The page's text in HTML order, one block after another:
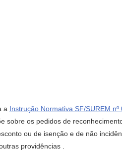
a Instrução Normativa SF/SUREM
sobre os pedidos de
ou de isenção e de não
providências .